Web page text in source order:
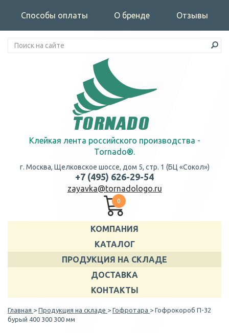
Способы оплаты О бренде Отзывы
Клейкая лента российского производства -
Tornado®.
г. Москва, Щелковское шоссе, дом 5, стр. 1 (БЦ «Сокол»)
+7 (495) 626-29-54
zayavka@tornadologo.ru
0
КОМПАНИЯ
КАТАЛОГ
ПРОДУКЦИЯ НА СКЛАДЕ
ДОСТАВКА
КОНТАКТЫ
Главная > Продукция на складе > Гофротара > Гофрокороб П-32
бурый 400 300 300 мм